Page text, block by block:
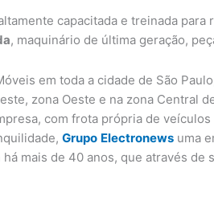
capacitada e treinada
, maquinário de última geração,
em toda a cidade de São
zona Oeste e na zona Central
com frota própria de
Grupo Electronews uma
há mais de 40 anos, que através